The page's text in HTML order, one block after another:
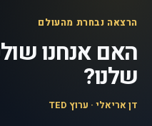
הרצאה נבחרת מהעולם
האם אנחנו
שלנו?
דן אריאלי · ערוץ TED